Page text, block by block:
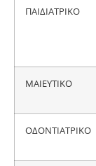
ΠΑΙΔΙΑΤΡΙΚΟ
ΜΑΙΕΥΤΙΚΟ
ΟΔΟΝΤΙΑΤΡΙΚΟ